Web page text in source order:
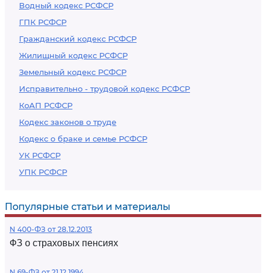
Водный кодекс РСФСР
ГПК РСФСР
Гражданский кодекс РСФСР
Жилищный кодекс РСФСР
Земельный кодекс РСФСР
Исправительно - трудовой кодекс РСФСР
КоАП РСФСР
Кодекс законов о труде
Кодекс о браке и семье РСФСР
УК РСФСР
УПК РСФСР
Популярные статьи и материалы
N 400-ФЗ от 28.12.2013
ФЗ о страховых пенсиях